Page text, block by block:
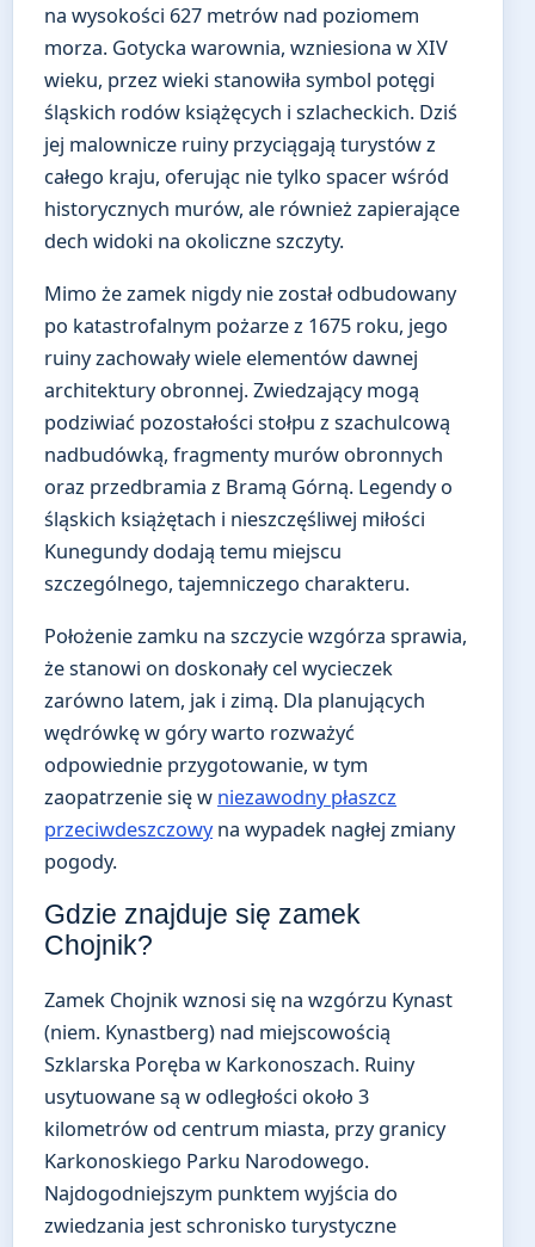
na wysokości 627 metrów nad poziomem
morza. Gotycka warownia, wzniesiona w XIV
wieku, przez wieki stanowiła symbol potęgi
śląskich rodów książęcych i szlacheckich. Dziś
jej malownicze ruiny przyciągają turystów z
całego kraju, oferując nie tylko spacer wśród
historycznych murów, ale również zapierające
dech widoki na okoliczne szczyty.
Mimo że zamek nigdy nie został odbudowany
po katastrofalnym pożarze z 1675 roku, jego
ruiny zachowały wiele elementów dawnej
architektury obronnej. Zwiedzający mogą
podziwiać pozostałości stołpu z szachulcową
nadbudówką, fragmenty murów obronnych
oraz przedbramia z Bramą Górną. Legendy o
śląskich książętach i nieszczęśliwej miłości
Kunegundy dodają temu miejscu
szczególnego, tajemniczego charakteru.
Położenie zamku na szczycie wzgórza sprawia,
że stanowi on doskonały cel wycieczek
zarówno latem, jak i zimą. Dla planujących
wędrówkę w góry warto rozważyć
odpowiednie przygotowanie, w tym
zaopatrzenie się w niezawodny płaszcz
przeciwdeszczowyna wypadek nagłej zmiany
pogody.
Gdzie znajduje się zamek
Chojnik?
Zamek Chojnik wznosi się na wzgórzu Kynast
(niem. Kynastberg) nad miejscowością
Szklarska Poręba w Karkonoszach. Ruiny
usytuowane są w odległości około 3
kilometrów od centrum miasta, przy granicy
Karkonoskiego Parku Narodowego.
Najdogodniejszym punktem wyjścia do
zwiedzania jest schronisko turystyczne